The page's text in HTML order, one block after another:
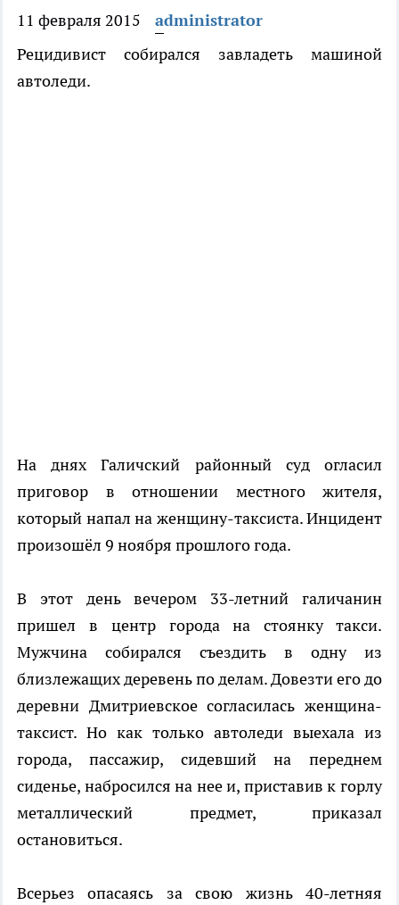
11 февраля 2015
administrator
Рецидивист собирался завладеть машиной
автоледи.
На днях Галичский районный суд огласил
приговор в отношении местного жителя,
который напал на женщину-таксиста. Инцидент
произошёл 9 ноября прошлого года.
В этот день вечером 33-летний галичанин
пришел в центр города на стоянку такси.
Мужчина собирался съездить в одну из
близлежащих деревень по делам. Довезти его до
деревни Дмитриевское согласилась женщина-
таксист. Но как только автоледи выехала из
города, пассажир, сидевший на переднем
сиденье, набросился на нее и, приставив к горлу
металлический предмет, приказал
остановиться.
Всерьез опасаясь за свою жизнь 40-летняя